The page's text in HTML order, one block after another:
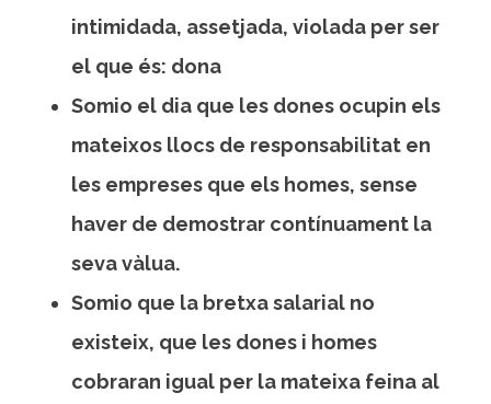
intimidada, assetjada, violada per ser
el que és: dona
Somio el dia que les dones ocupin els
mateixos llocs de responsabilitat en
les empreses que els homes, sense
haver de demostrar contínuament la
seva vàlua.
Somio que la bretxa salarial no
existeix, que les dones i homes
cobraran igual per la mateixa feina al